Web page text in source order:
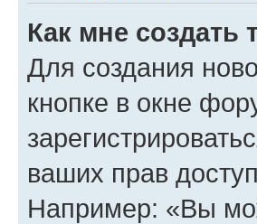
Как мне
Для создания
кнопке в окне
ваших прав
Например: «Вы